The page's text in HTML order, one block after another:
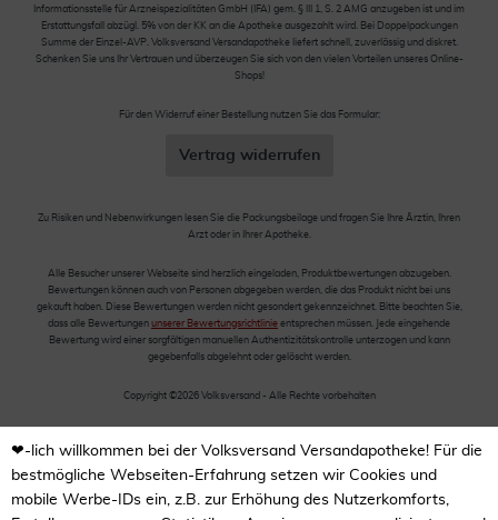
Informationsstelle für Arzneispezialitäten GmbH (IFA) gem. § III 1, S. 2 AMG anzugeben ist und im
Erstattungsfall abzügl. 5% von der KK an die Apotheke ausgezahlt wird. Bei Doppelpackungen
Summe der Einzel-AVP. Volksversand Versandapotheke liefert schnell, zuverlässig und diskret.
Schenken Sie uns Ihr Vertrauen und überzeugen Sie sich von den vielen Vorteilen unseres Online-
Shops!
Für den Widerruf einer Bestellung nutzen Sie das Formular:
Vertrag widerrufen
Zu Risiken und Nebenwirkungen lesen Sie die Packungsbeilage und fragen Sie Ihre Ärztin, Ihren
Arzt oder in Ihrer Apotheke.
Alle Besucher unserer Webseite sind herzlich eingeladen, Produktbewertungen abzugeben.
Bewertungen können auch von Personen abgegeben werden, die das Produkt nicht bei uns
gekauft haben. Diese Bewertungen werden nicht gesondert gekennzeichnet. Bitte beachten Sie,
dass alle Bewertungen unserer Bewertungsrichtlinie entsprechen müssen. Jede eingehende
Bewertung wird einer sorgfältigen manuellen Authentizitätskontrolle unterzogen und kann
gegebenfalls abgelehnt oder gelöscht werden.
Copyright ©2026 Volksversand - Alle Rechte vorbehalten
❤-lich willkommen bei der Volksversand Versandapotheke! Für die
bestmögliche Webseiten-Erfahrung setzen wir Cookies und
mobile Werbe-IDs ein, z.B. zur Erhöhung des Nutzerkomforts,